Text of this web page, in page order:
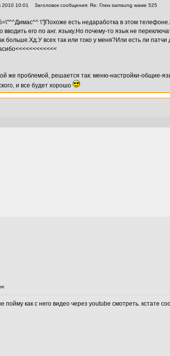
2010 10:01 Заголовок сообщения: Re: Глюк samsung wawe 525
\"]Похоже есть недаработка в этом
вводить его по анг. языку.Но почему-то язык не
больше.Хд.У всех так или токо у меня?Или есть ли
же проблемой, решается так: меню-настройки-общие-
и все будет хорошо
пойму как с него видео через youtube смотреть. кстате